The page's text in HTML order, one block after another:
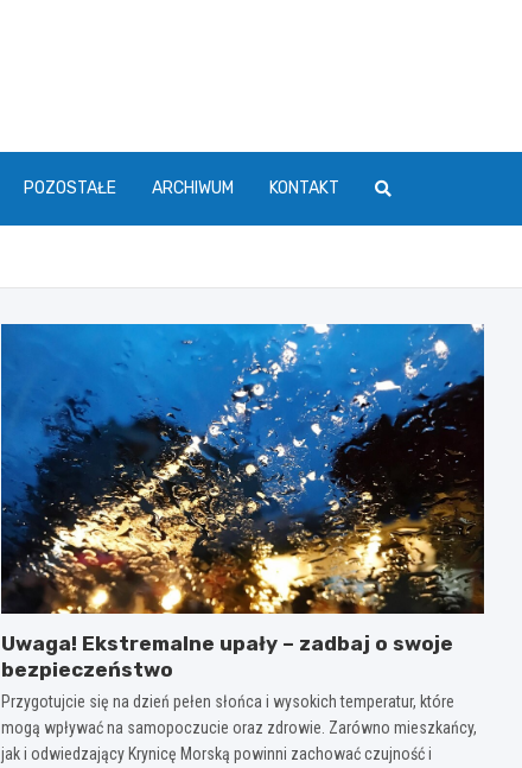
POZOSTAŁE ARCHIWUM KONTAKT
Uwaga! Ekstremalne upały – zadbaj o swoje
bezpieczeństwo
Przygotujcie się na dzień pełen słońca i wysokich temperatur, które
mogą wpływać na samopoczucie oraz zdrowie. Zarówno mieszkańcy,
jak i odwiedzający Krynicę Morską powinni zachować czujność i